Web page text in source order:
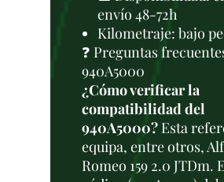
envío 48-72h
Kilometraje: bajo
❓ Preguntas
940A5000
¿Cómo verificar la
compatibilidad del
940A5000? Esta
equipa, entre otros,
Romeo 159 2.0 JTDm.